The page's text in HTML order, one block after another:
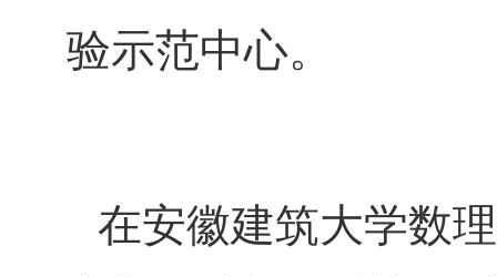
验示范中心。
在安徽建筑大学数